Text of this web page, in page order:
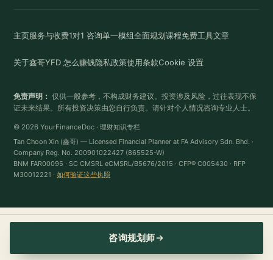
主页服务与收费1对1 咨询单一模组全面规划课程免费工具文章
关于鑫哥YFD 怎么赚钱隐私政策使用条款Cookie 设置
免责声明： 仅供一般参考，不构成财务建议。投资涉及风险，过往表现不保
证未来结果。所有投资决策由您自行负责。请针对个人情况咨询专业人士。
© 2026 YourFinanceDoc · 理财知识专栏
Tan Choon Xin (鑫哥) — Licensed Financial Planner at FA Advisory Sdn. Bhd. ·
Company Reg. No. 200901022427 (865525-W)
BNM FAR00095 · SC CMSRL eCMSRL/B5676/2015 · CFP® C005430 · RFP
M30012221 ·如何验证这些执照
咨询规划师